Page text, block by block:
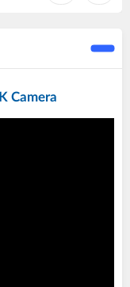
Camera